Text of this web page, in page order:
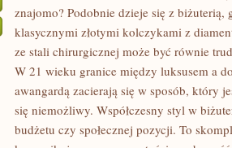
znajomo? Podobnie dzieje się z
klasycznymi złotymi kolczykami z
ze stali chirurgicznej może być równie
W 21 wieku granice między luksusem a
awangardą zacierają się w sposób, który
się niemożliwy. Współczesny styl w
budżetu czy społecznej pozycji. To